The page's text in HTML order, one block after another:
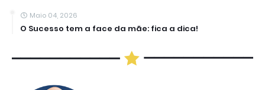
Maio 04, 2026
O Sucesso tem a face da mãe: fica a dica!